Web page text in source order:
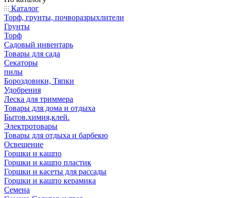
Каталог
Торф, грунты, почворазрыхлители
Грунты
Торф
Садовый инвентарь
Товары для сада
Секаторы
пилы
Бороздовики, Тяпки
Удобрения
Леска для триммера
Товары для дома и отдыха
Бытов.химия,клей.
Электротовары
Товары для отдыха и барбекю
Освещение
Горшки и кашпо
Горшки и кашпо пластик
Горшки и касеты для рассады
Горшки и кашпо керамика
Семена